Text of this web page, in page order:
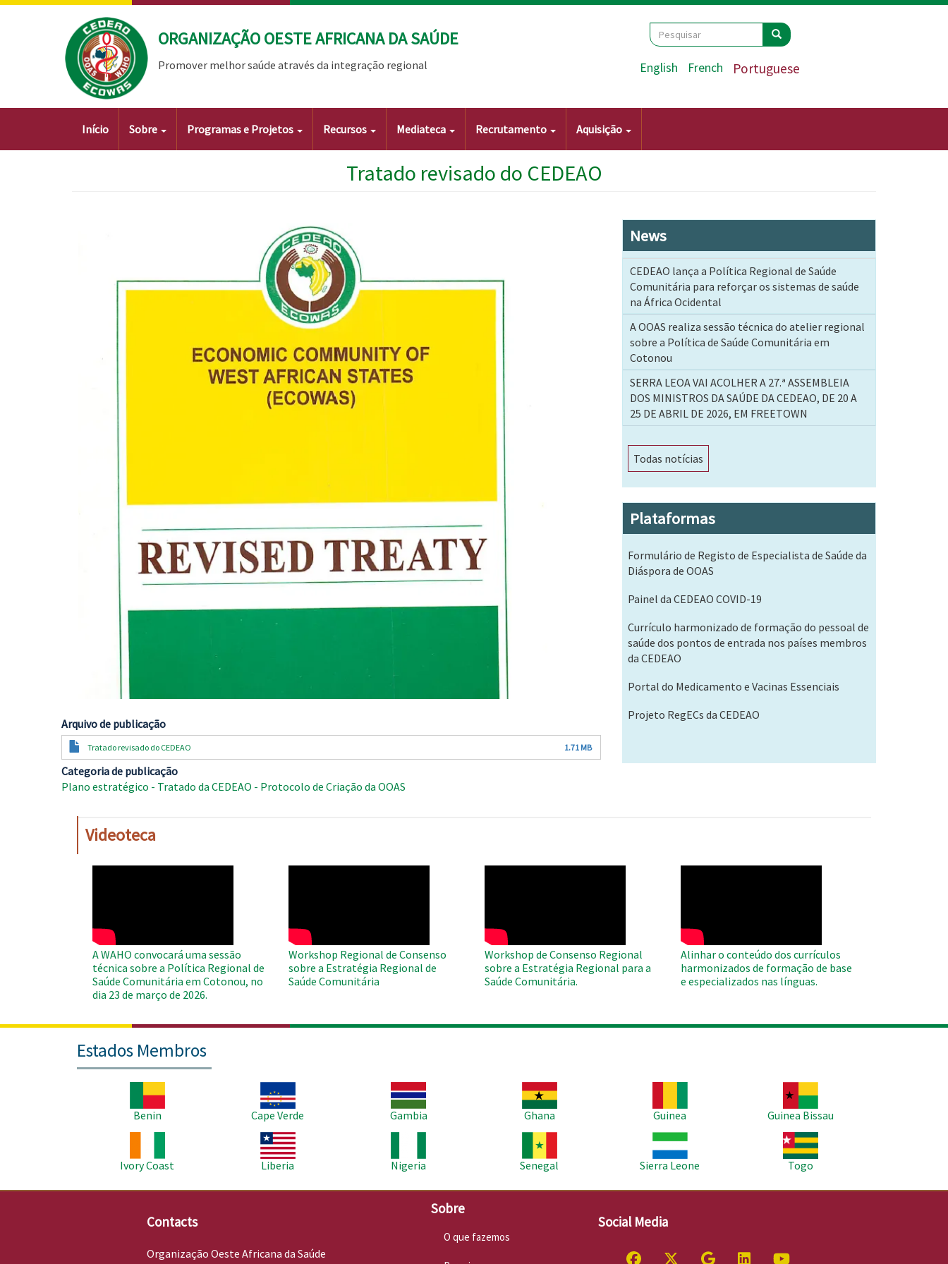
Passar
ORGANIZAÇÃO OESTE AFRICANA DA SAÚDE
Promover melhor saúde através da integração regional
Search
Pesquisar Pesquisar
English French Portuguese
Main
Início Sobre Programas e Projetos Recursos Mediateca Recrutamento Aquisição
Tratado revisado do CEDEAO
Arquivo de publicação
Documento
Tratado revisado do CEDEAO 1.71 MB
Categoria de publicação
Plano estratégico - Tratado da CEDEAO - Protocolo de Criação da OOAS
News
CEDEAO lança a Política Regional de Saúde
Comunitária para reforçar os sistemas de saúde
na África Ocidental
A OOAS realiza sessão técnica do atelier regional
sobre a Política de Saúde Comunitária em
Cotonou
SERRA LEOA VAI ACOLHER A 27.ª ASSEMBLEIA
DOS MINISTROS DA SAÚDE DA CEDEAO, DE 20 A
25 DE ABRIL DE 2026, EM FREETOWN
Todas notícias
Plataformas
Formulário de Registo de Especialista de Saúde da
Diáspora de OOAS
Painel da CEDEAO COVID-19
Currículo harmonizado de formação do pessoal de
saúde dos pontos de entrada nos países membros
da CEDEAO
Portal do Medicamento e Vacinas Essenciais
Projeto RegECs da CEDEAO
Videoteca
A WAHO convocará uma sessão
técnica sobre a Política Regional de
Saúde Comunitária em Cotonou, no
dia 23 de março de 2026.
Workshop Regional de Consenso
sobre a Estratégia Regional de
Saúde Comunitária
Workshop de Consenso Regional
sobre a Estratégia Regional para a
Saúde Comunitária.
Alinhar o conteúdo dos currículos
harmonizados de formação de base
e especializados nas línguas.
Estados Membros
Benin
Cape Verde
Imagem
Gambia
Imagem
Ghana
Guinea
Guinea Bissau
Ivory Coast
Imagem
Liberia
Nigeria
Senegal
Imagem
Sierra Leone
Imagem
Togo
Contacts
Organização Oeste Africana da Saúde
Sobre
O que fazemos
Social Media